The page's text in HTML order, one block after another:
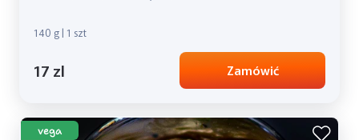
140 g | 1 szt
17 zl Zamówić
vega